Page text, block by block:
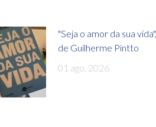
"Seja o amor da sua vida",
de Guilherme Pintto
01 ago, 2026